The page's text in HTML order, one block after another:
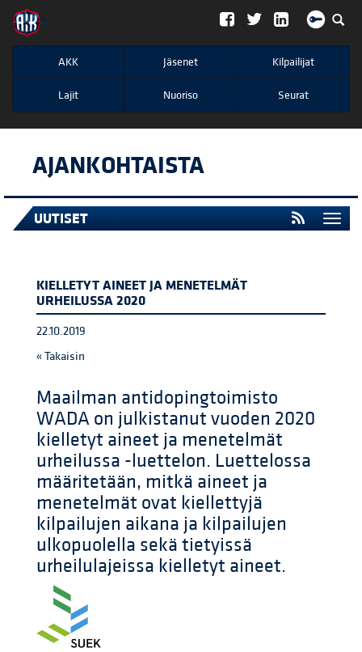
";
AKK Jäsenet Kilpailijat
Lajit Nuoriso Seurat
AJANKOHTAISTA
UUTISET
KIELLETYT AINEET JA MENETELMÄT
URHEILUSSA 2020
22.10.2019
« Takaisin
Maailman antidopingtoimisto
WADA on julkistanut vuoden 2020
kielletyt aineet ja menetelmät
urheilussa -luettelon. Luettelossa
määritetään, mitkä aineet ja
menetelmät ovat kiellettyjä
kilpailujen aikana ja kilpailujen
ulkopuolella sekä tietyissä
urheilulajeissa kielletyt aineet.